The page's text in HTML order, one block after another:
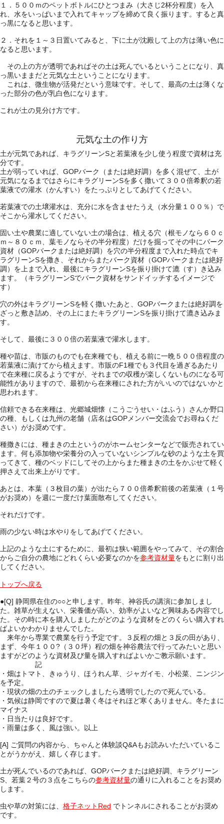
１．５００ｍのペットボトルにひとつまみ（大さじ2杯分程度）を入
れ、水をいっぱいまで入れてキャップを締めて良く振ります。すると真
っ黒になると思います。
２．それを１～３日置いてみると、下に土が沈殿して上の方は薄い色に
なると思います。
その上の方が透明であればその土は死んでいるということになり、真
っ黒いままだと元気な土ということになります。
これは、微生物が活発だという意味です。そして、最高の土は薄くな
った部分の色が乳白色になります。
これが土の見分け方です。
元気な土の作り方
土が元気であれば、キラグリーンSと若葉液を少し使う程度で資材は充
分です。
土が弱っていれば、GOPバーク（または絶好調）を多く混ぜて、土が
元気になるまではさらにキラグリーンSを多く撒いて３００倍希釈の若
葉液での灌水（かんすい）をたっぷりとしてあげてください。
若葉液での土壌灌水は、充分に水を含ませたうえ（水分量１００％）で
そこから灌水してください。
固い土や農業に適していない土の場合は、植える穴（根モノなら６０ｃ
ｍ～８０ｃｍ、葉モノならその半分程度）だけを掘ってその中にバーク
資材（GOPバークまたは絶好調）を穴の半分程度まで入れた時点でキ
ラグリーンSを撒き、それからまたバーク資材（GOPバークまたは絶好
調）を上まで入れ、最後にキラグリーンSを振り掛けて漉（す）き込み
ます。（キラグリーンSでバーク資材をサンドイッチするイメージで
す）
穴の外はキラグリーンSを軽く撒いたあと、GOPバークまたは絶好調を
ざっと敷き詰め、その上にまたキラグリーンSを振り掛けて漉き込みま
す。
そして、最後に３００倍の若葉液で灌水します。
種や苗は、市販のものでも在来種でも、植える前に一晩５００倍程度の
若葉液に漬けてから植えます。市販のF1種でも３代目を過ぎるあたり
で在来種に戻るようですが、それまでの収穫が楽しくないものになる可
能性がありますので、最初から在来種にされた方がいいのではないかと
思われます。
信頼できる在来種は、光郷城畑懐（こうごうせい・はふう）さんか野口
の種、もしくは九州の老舗（店名はGOPメンバー交流会でお尋ねくだ
さい）がお奨めです。
種撒きには、種まきの土というのがホームセンターなどで販売されてい
ます。何も添加物や栄養分の入っていないシンプルな砂のような土を買
ってきて、種のベッドにしてその上からまた種まきの土をかぶせて軽く
押さえて出来上がりです。
あとは、本葉（３枚目の葉）が出たら７００倍希釈前後の若葉液（１号
がお奨め）を週に一度だけ葉面散布してください。
それだけです。
雨の少ない時は水やりをしてあげてください。
上記のような土にするために、最初は狭い範囲をやってみて、その割合
からご自分の農地にどれくらい必要なのかを参考資材量をもとに割り出
してください。
トップへ戻る
●[Q] 静岡県在住の○○と申します。昨年、神谷氏の講演に参加しまし
た。雑草が生えない、栄養価が高い、効率がよいなど興味ある内容でし
た。その時に本を購入しましたがどのような資材をどのくらい購入すれ
ばよいかわかりませんでした。
来年から専業で農業を行う予定です。３反程の畑と３反の田があり、
まず、今年１００?（３０坪）程の畑を神谷農法で行ってみたいと思い
ますがどのような資材及び量を購入すればよいかご教示願います。
記
・畑はトマト、きゅうり、ほうれん草、ジャガイモ、小松菜、ニンジン
を予定。
・現状の畑の土のチェックしましたら透明でしたので死んでいる。
・気候は静岡ですので夏は暑く冬はそれほど寒くありません。冬たまに
マイナス
・日当たりは良好です。
・雨量は多く、風は強い。以上
[A] ご質問の内容から、ちゃんと体験談Q&Aもお読みいただいているこ
とがうかがえ、嬉しく存じます。
土が死んでいるのであれば、GOPバークまたは絶好調、キラグリーン
S、若葉２号の３点をこちらの参考資材量の通りに入れることをお奨め
します。
虫や草の対策には、 格子ネットRed でトンネルにされることがお奨め
です。